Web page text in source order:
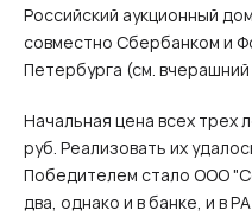
Российский аукционный
совместно Сбербанком и
Петербурга (см.
Начальная цена всех трех
руб. Реализовать их
Победителем стало ООО
два, однако и в банке, и в